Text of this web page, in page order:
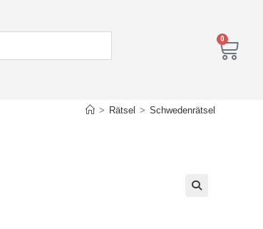
0
> Rätsel > Schwedenrätsel